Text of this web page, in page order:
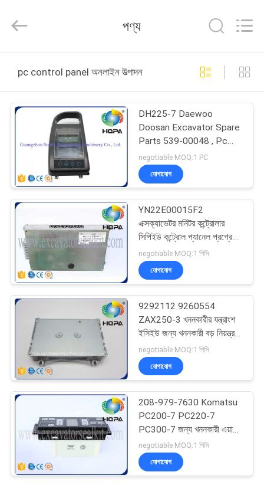
পণ্য
আমাদের
কারখানা
ভ্রমণ
নিয়ন্ত্রণ
PRIVACY
POLICY
Management
Services
All
পণ্য
pc control panel অনলাইন উত্পাদন
DH225-7 Daewoo
Doosan Excavator Spare
Parts 539-00048 , Pc
Control Panel
negotiable MOQ:1 PC
যোগাযোগ
YN22E00015F2
এক্সক্যাভেটর মনিটর কন্ট্রোলার
সিপিইউ কন্ট্রোল প্যানেল প্রগ্রেড
SK200-2 SK200-5
negotiable MOQ:1 পিসি
যোগাযোগ
9292112 9260554
ZAX250-3 খননকারীর যন্ত্রাংশ
ইসিইউ জন্য খননকারী বড় নিয়ন্ত্রণ
প্যানেল
negotiable MOQ:1 পিসি
যোগাযোগ
208-979-7630 Komatsu
PC200-7 PC220-7
PC300-7 জন্য খননকারী এয়ার
কন্ডিশনার নিয়ন্ত্রণ প্যানেল
negotiable MOQ:1 পিসি
যোগাযোগ